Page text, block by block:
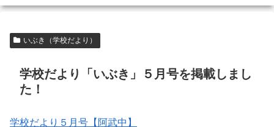
いぶき（学校だより）
学校だより「いぶき」５月号を掲載しまし
た！
学校だより５月号【阿武中】